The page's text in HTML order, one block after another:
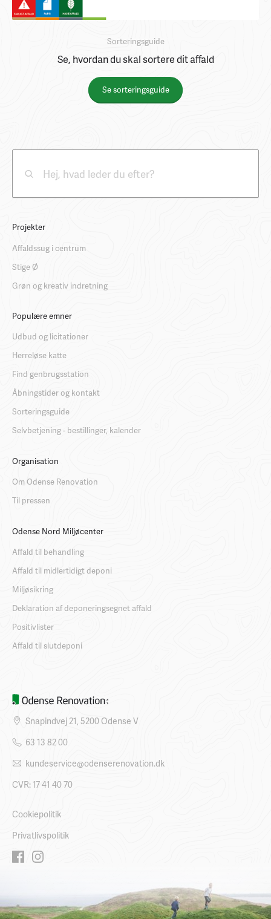
Sorteringsguide
Se, hvordan du skal sortere dit affald
Se sorteringsguide
Projekter
Affaldssug i centrum
Stige Ø
Grøn og kreativ indretning
Populære emner
Udbud og licitationer
Herreløse katte
Find genbrugsstation
Åbningstider og kontakt
Sorteringsguide
Selvbetjening - bestillinger, kalender
Organisation
Om Odense Renovation
Til pressen
Odense Nord Miljøcenter
Affald til behandling
Affald til midlertidigt deponi
Miljøsikring
Deklaration af deponeringsegnet affald
Positivlister
Affald til slutdeponi
Snapindvej 21, 5200 Odense V
63 13 82 00
kundeservice@odenserenovation.dk
CVR: 17 41 40 70
Cookiepolitik
Privatlivspolitik